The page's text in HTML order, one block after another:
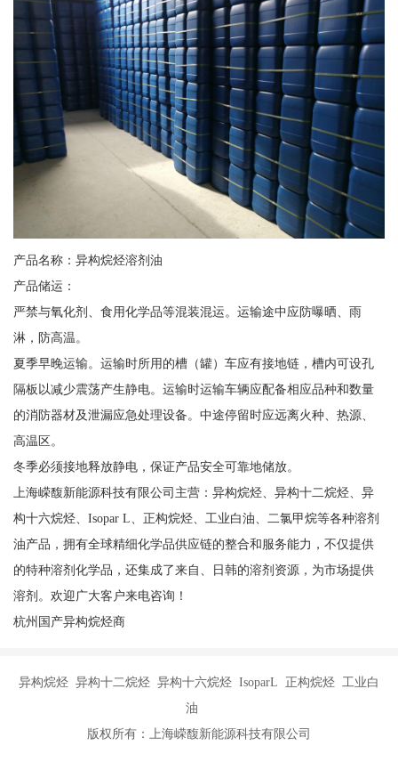
产品名称：异构烷烃溶剂油
产品储运：
严禁与氧化剂、食用化学品等混装混运。运输途中应防曝晒、雨
淋，防高温。
夏季早晚运输。运输时所用的槽（罐）车应有接地链，槽内可设孔
隔板以减少震荡产生静电。运输时运输车辆应配备相应品种和数量
的消防器材及泄漏应急处理设备。中途停留时应远离火种、热源、
高温区。
冬季必须接地释放静电，保证产品安全可靠地储放。
上海嵘馥新能源科技有限公司主营：异构烷烃、异构十二烷烃、异
构十六烷烃、Isopar L、正构烷烃、工业白油、二氯甲烷等各种溶剂
油产品，拥有全球精细化学品供应链的整合和服务能力，不仅提供
的特种溶剂化学品，还集成了来自、日韩的溶剂资源，为市场提供
溶剂。欢迎广大客户来电咨询！
杭州国产异构烷烃商
异构烷烃 异构十二烷烃 异构十六烷烃 IsoparL 正构烷烃 工业白
油
版权所有：上海嵘馥新能源科技有限公司